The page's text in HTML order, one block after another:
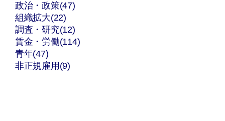
政治・政策(47)
組織拡大(22)
調査・研究(12)
賃金・労働(114)
青年(47)
非正規雇用(9)